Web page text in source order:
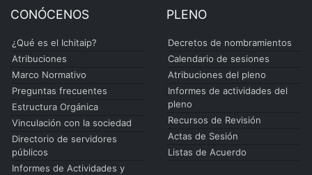
CONÓCENOS
¿Qué es el Ichitaip?
Atribuciones
Marco Normativo
Preguntas frecuentes
Estructura Orgánica
Vinculación con la sociedad
Directorio de servidores
públicos
Informes de Actividades y
PLENO
Decretos de nombramientos
Calendario de sesiones
Atribuciones del pleno
Informes de actividades del
pleno
Recursos de Revisión
Actas de Sesión
Listas de Acuerdo